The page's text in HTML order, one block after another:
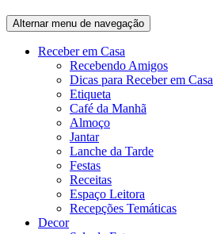
Alternar menu de navegação
Receber em Casa
Recebendo Amigos
Dicas para Receber em Casa
Etiqueta
Café da Manhã
Almoço
Jantar
Lanche da Tarde
Festas
Receitas
Espaço Leitora
Recepções Temáticas
Decor